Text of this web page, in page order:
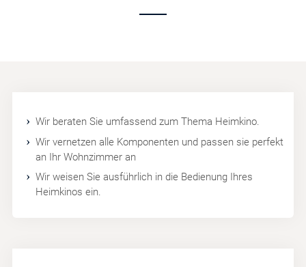
Wir beraten Sie umfassend zum Thema Heimkino.
Wir vernetzen alle Komponenten und passen sie perfekt
an Ihr Wohnzimmer an
Wir weisen Sie ausführlich in die Bedienung Ihres
Heimkinos ein.